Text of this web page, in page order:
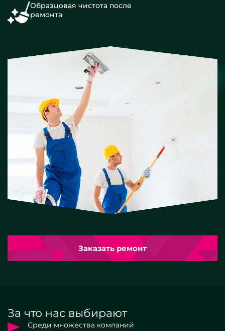
Образцовая чистота после
ремонта
Заказать ремонт
За что нас выбирают
Среди множества компаний